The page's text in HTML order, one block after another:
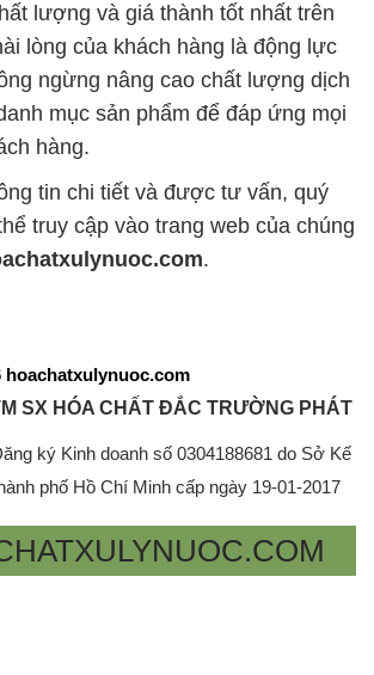
lượng và giá thành tốt nhất trên
lòng của khách hàng là động lực
ngừng nâng cao chất lượng dịch
mục sản phẩm để đáp ứng mọi
hàng.
tin chi tiết và được tư vấn, quý
truy cập vào trang web của chúng
.
hoachatxulynuoc.com
SX HÓA CHẤT ĐẮC TRƯỜNG PHÁT
ký Kinh doanh số 0304188681 do Sở Kế
phố Hồ Chí Minh cấp ngày 19-01-2017